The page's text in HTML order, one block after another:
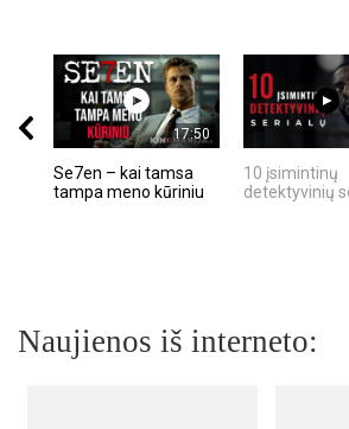
17:50
Se7en – kai tamsa
tampa meno kūriniu
10 įsimintinų
detektyvinių
Naujienos iš interneto: